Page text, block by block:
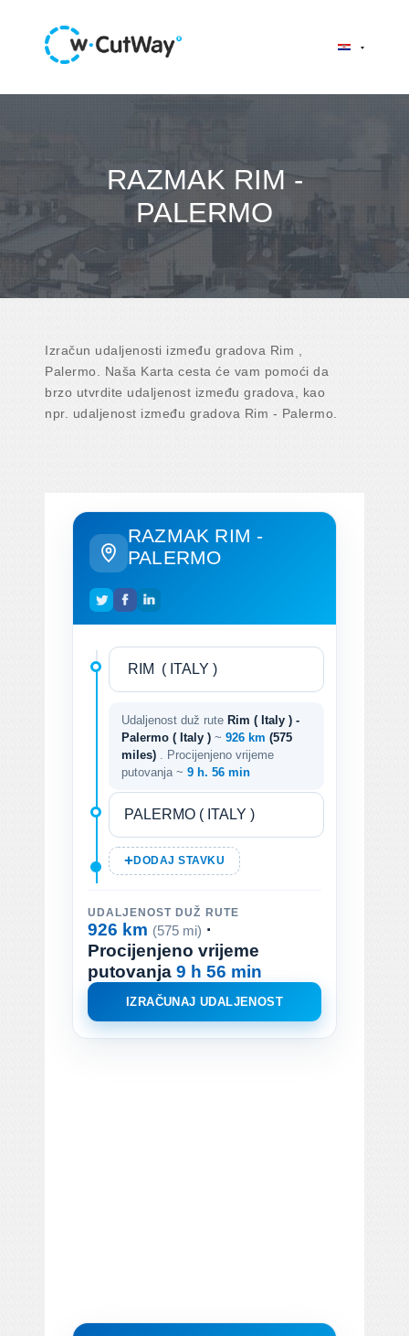
RAZMAK RIM -
PALERMO
Izračun udaljenosti između gradova Rim ,
Palermo. Naša Karta cesta će vam pomoći da
brzo utvrdite udaljenost između gradova, kao
npr. udaljenost između gradova Rim - Palermo.
RAZMAK RIM -
PALERMO
Udaljenost duž rute Rim ( Italy ) -
Palermo ( Italy ) ~ 926 km (575
miles)
. Procijenjeno vrijeme
putovanja ~ 9 h. 56 min
DODAJ STAVKU
UDALJENOST DUŽ RUTE
926 km (575 mi) ·
Procijenjeno vrijeme
putovanja 9 h 56 min
IZRAČUNAJ UDALJENOST